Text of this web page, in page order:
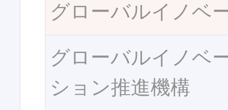
グローバルイノベ
グローバルイノベ
ション推進機構